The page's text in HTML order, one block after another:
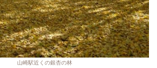
山崎駅近くの銀杏の林